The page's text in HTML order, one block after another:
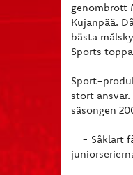
genombrott
Kujanpää.
bästa
Sports
Sport-
stort
säsongen
- Såklart